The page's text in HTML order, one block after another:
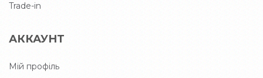
Trade-in
АККАУНТ
Мій профіль